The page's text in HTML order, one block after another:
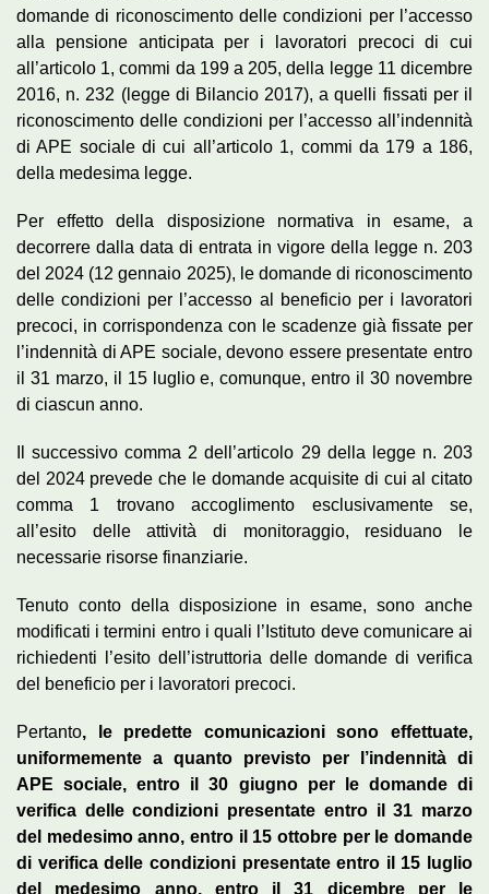
domande di riconoscimento delle condizioni per l’accesso
alla pensione anticipata per i lavoratori precoci di cui
all’articolo 1, commi da 199 a 205, della legge 11 dicembre
2016, n. 232 (legge di Bilancio 2017), a quelli fissati per il
riconoscimento delle condizioni per l’accesso all’indennità
di APE sociale di cui all’articolo 1, commi da 179 a 186,
della medesima legge.
Per effetto della disposizione normativa in esame, a
decorrere dalla data di entrata in vigore della legge n. 203
del 2024 (12 gennaio 2025), le domande di riconoscimento
delle condizioni per l’accesso al beneficio per i lavoratori
precoci, in corrispondenza con le scadenze già fissate per
l’indennità di APE sociale, devono essere presentate entro
il 31 marzo, il 15 luglio e, comunque, entro il 30 novembre
di ciascun anno.
Il successivo comma 2 dell’articolo 29 della legge n. 203
del 2024 prevede che le domande acquisite di cui al citato
comma 1 trovano accoglimento esclusivamente se,
all’esito delle attività di monitoraggio, residuano le
necessarie risorse finanziarie.
Tenuto conto della disposizione in esame, sono anche
modificati i termini entro i quali l’Istituto deve comunicare ai
richiedenti l’esito dell’istruttoria delle domande di verifica
del beneficio per i lavoratori precoci.
Pertanto, le predette comunicazioni sono effettuate,
uniformemente a quanto previsto per l’indennità di
APE sociale, entro il 30 giugno per le domande di
verifica delle condizioni presentate entro il 31 marzo
del medesimo anno, entro il 15 ottobre per le domande
di verifica delle condizioni presentate entro il 15 luglio
del medesimo anno, entro il 31 dicembre per le